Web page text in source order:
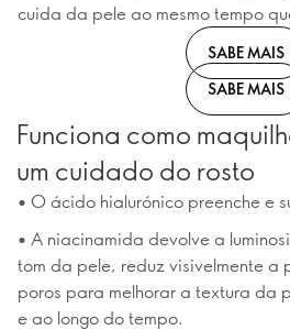
cuida da pele ao mesmo tempo
SABE MAIS
SABE MAIS
Funciona como
um cuidado do rosto
• O ácido hialurónico preenche e
• A niacinamida devolve a
tom da pele, reduz visivelmente a
poros para melhorar a textura da
e ao longo do tempo.